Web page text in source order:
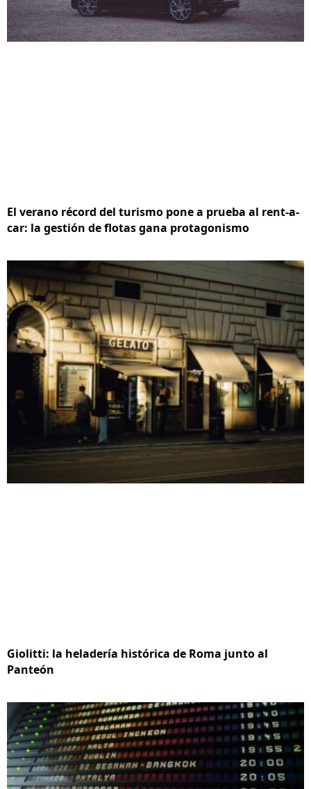
El verano récord del turismo pone a prueba al rent-a-
car: la gestión de flotas gana protagonismo
Giolitti: la heladería histórica de Roma junto al
Panteón